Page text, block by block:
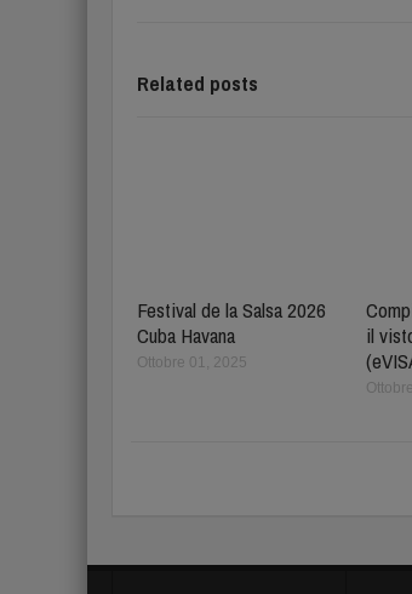
Related posts
Festival de la Salsa 2026
Cuba Havana
Ottobre 01, 2025
il